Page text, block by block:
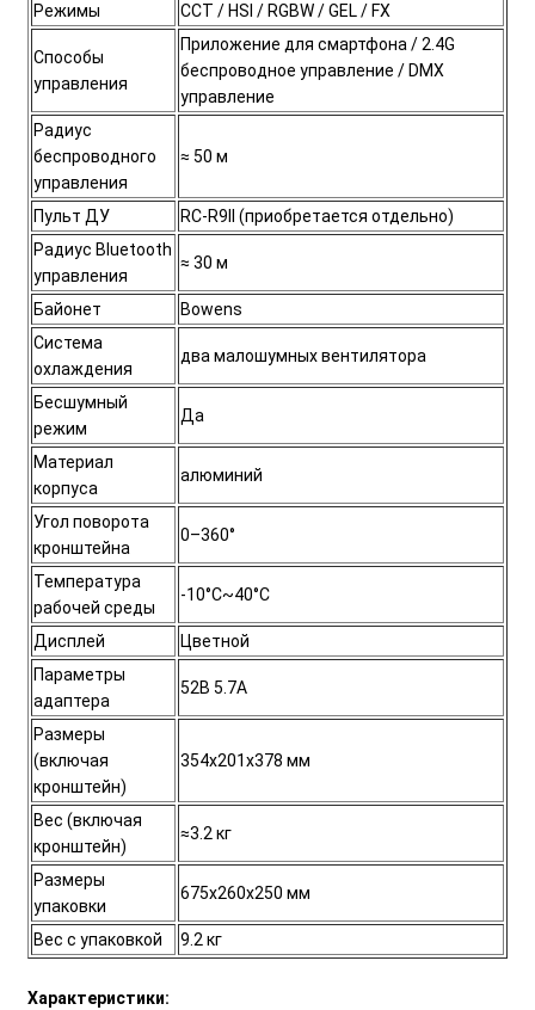
Режимы CCT / HSI / RGBW / GEL / FX
Способы
управления
Приложение для смартфона / 2.4G
беспроводное управление / DMX
управление
Радиус
беспроводного
управления
≈ 50 м
Пульт ДУ
RC-R9II (приобретается отдельно)
Радиус Bluetooth
управления
≈ 30 м
Байонет
Bowens
Система
охлаждения
два малошумных вентилятора
Бесшумный
режим
Да
Материал
корпуса
алюминий
Угол поворота
кронштейна
0–360°
Температура
рабочей среды
-10°C~40°C
Дисплей
Цветной
Параметры
адаптера
52В 5.7А
Размеры
(включая
кронштейн)
354х201х378 мм
Вес (включая
кронштейн)
≈3.2 кг
Размеры
упаковки
675х260х250 мм
Вес с упаковкой 9.2 кг
Характеристики: